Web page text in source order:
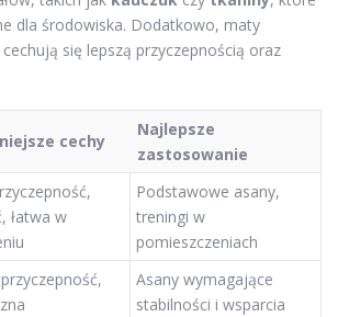
dla środowiska. Dodatkowo, maty
się lepszą przyczepnością oraz
cechy
Najlepsze
zastosowanie
łatwa w
Podstawowe asany,
treningi w
pomieszczeniach
Asany wymagające
stabilności i wsparcia